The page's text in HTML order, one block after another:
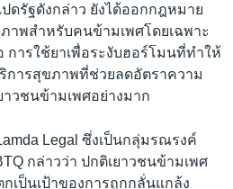
ดรัฐดังกล่าว ยังได้ออกกฎหมาย
าพสำหรับคนข้ามเพศโดยเฉพาะ
การใช้ยาเพื่อระงับฮอร์โมนที่ทำให้
การสุขภาพที่ช่วยลดอัตราความ
าวชนข้ามเพศอย่างมาก
Legal ซึ่งเป็นกลุ่มรณรงค์
กล่าวว่า ปกติเยาวชนข้ามเพศ
เป็นเป้าของการถูกกลั่นแกล้ง